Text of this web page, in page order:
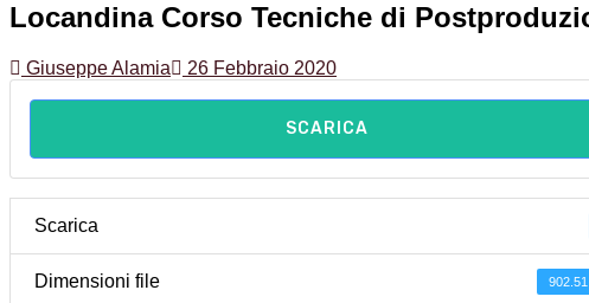
Locandina Corso Tecniche di
Giuseppe Alamia 26 Febbraio 2020
SCARICA
Scarica
Dimensioni file